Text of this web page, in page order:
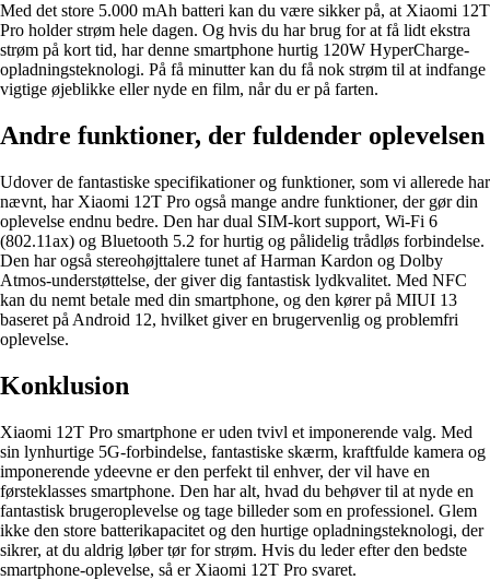
Med det store 5.000 mAh batteri kan du være sikker på, at Xiaomi 12T
Pro holder strøm hele dagen. Og hvis du har brug for at få lidt ekstra
strøm på kort tid, har denne smartphone hurtig 120W HyperCharge-
opladningsteknologi. På få minutter kan du få nok strøm til at indfange
vigtige øjeblikke eller nyde en film, når du er på farten.
Andre funktioner, der fuldender oplevelsen
Udover de fantastiske specifikationer og funktioner, som vi allerede har
nævnt, har Xiaomi 12T Pro også mange andre funktioner, der gør din
oplevelse endnu bedre. Den har dual SIM-kort support, Wi-Fi 6
(802.11ax) og Bluetooth 5.2 for hurtig og pålidelig trådløs forbindelse.
Den har også stereohøjttalere tunet af Harman Kardon og Dolby
Atmos-understøttelse, der giver dig fantastisk lydkvalitet. Med NFC
kan du nemt betale med din smartphone, og den kører på MIUI 13
baseret på Android 12, hvilket giver en brugervenlig og problemfri
oplevelse.
Konklusion
Xiaomi 12T Pro smartphone er uden tvivl et imponerende valg. Med
sin lynhurtige 5G-forbindelse, fantastiske skærm, kraftfulde kamera og
imponerende ydeevne er den perfekt til enhver, der vil have en
førsteklasses smartphone. Den har alt, hvad du behøver til at nyde en
fantastisk brugeroplevelse og tage billeder som en professionel. Glem
ikke den store batterikapacitet og den hurtige opladningsteknologi, der
sikrer, at du aldrig løber tør for strøm. Hvis du leder efter den bedste
smartphone-oplevelse, så er Xiaomi 12T Pro svaret.